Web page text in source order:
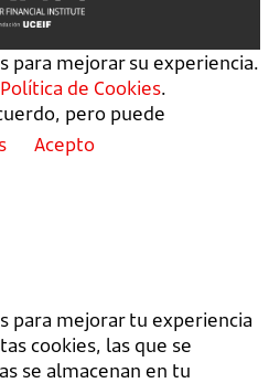
para mejorar su experiencia.
Política de Cookies.
pero puede
Acepto
para mejorar tu experiencia
cookies, las que se
se almacenan en tu